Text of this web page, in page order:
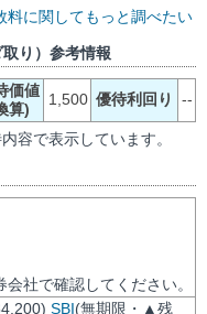
料に関してもっと調べたい
り）参考情報
価値
算)
1,500 優待利回り --
容で表示しています。
社で確認してください。
SBI(無期限・▲残